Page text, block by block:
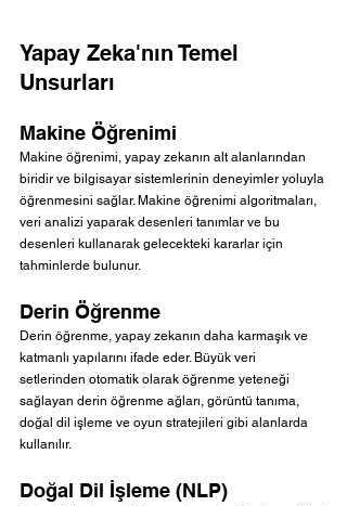
Yapay Zeka'nın Temel
Unsurları
Makine Öğrenimi
Makine öğrenimi, yapay zekanın alt alanlarından
biridir ve bilgisayar sistemlerinin deneyimler yoluyla
öğrenmesini sağlar. Makine öğrenimi algoritmaları,
veri analizi yaparak desenleri tanımlar ve bu
desenleri kullanarak gelecekteki kararlar için
tahminlerde bulunur.
Derin Öğrenme
Derin öğrenme, yapay zekanın daha karmaşık ve
katmanlı yapılarını ifade eder. Büyük veri
setlerinden otomatik olarak öğrenme yeteneği
sağlayan derin öğrenme ağları, görüntü tanıma,
doğal dil işleme ve oyun stratejileri gibi alanlarda
kullanılır.
Doğal Dil İşleme (NLP)